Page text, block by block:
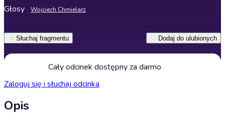
Głosy Wojciech Chmielarz
Słuchaj fragmentu Dodaj do ulubionych
Cały odcinek dostępny za darmo
Zaloguj się i słuchaj odcinka
Opis